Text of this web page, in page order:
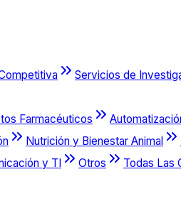
Servicios de
Farmacéuticos
Nutrición y Bienestar Animal
y TI Otros Todas Las